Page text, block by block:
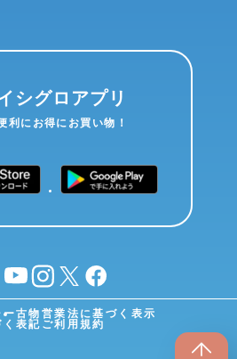
シグロアプリ
利にお得にお買い物！
YouTubeinstagram
X facebook
古物営業法に基づく表示
表記 ご利用規約